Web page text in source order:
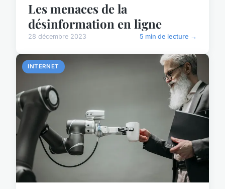
Les menaces de la
désinformation en ligne
28 décembre 2023 5 min de lecture →
INTERNET